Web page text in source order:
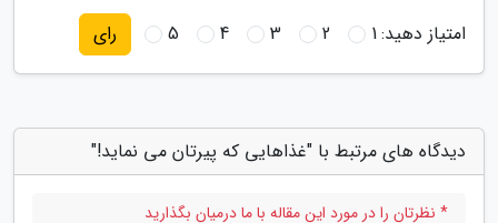
امتیاز دهید:1
2
3
4
5 رای
دیدگاه های مرتبط با "غذاهایی که پیرتان می نماید!"
* نظرتان را در مورد این مقاله با ما درمیان بگذارید